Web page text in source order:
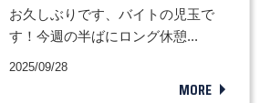
お久しぶりです、バイトの児玉で
す！今週の半ばにロング休憩...
2025/09/28
MORE